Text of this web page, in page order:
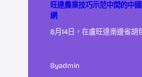
旺達農業技巧示范中間的中
網
8月14日，在盧旺達南邊省胡
Byadmin